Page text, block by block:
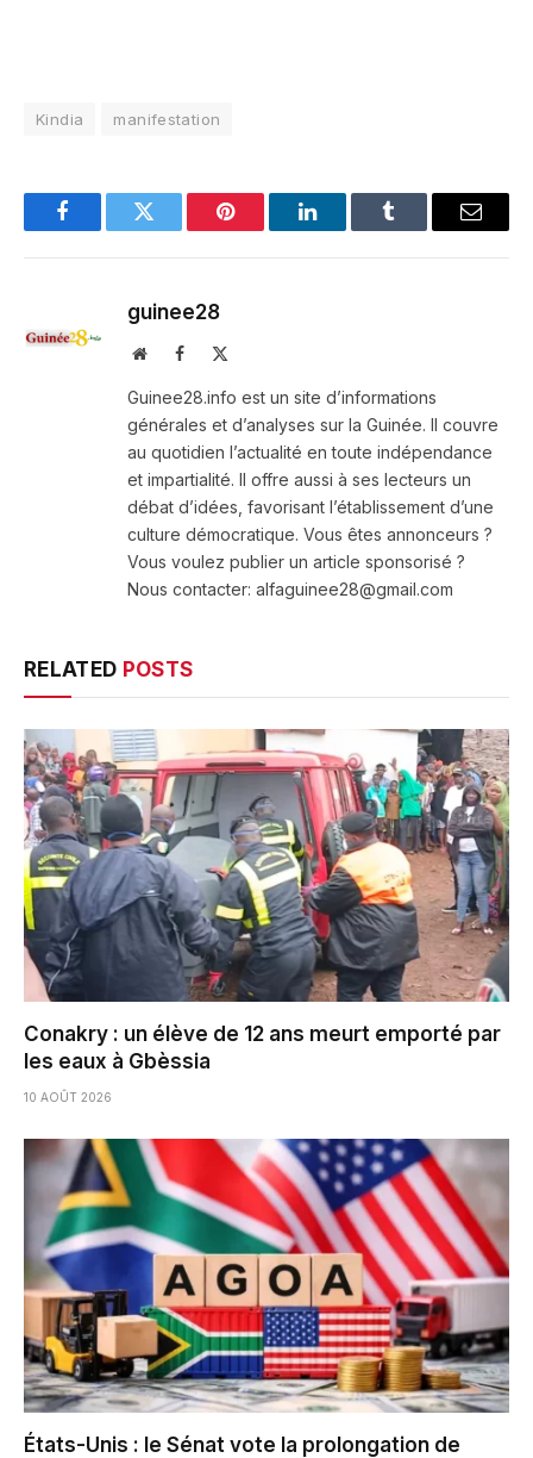
Kindia manifestation
FacebookTwitter Pinterest LinkedInTumblr Email
guinee28
WebsiteFacebook
Guinee28.info est un site d’informations
générales et d’analyses sur la Guinée. Il couvre
au quotidien l’actualité en toute indépendance
et impartialité. Il offre aussi à ses lecteurs un
débat d’idées, favorisant l’établissement d’une
culture démocratique. Vous êtes annonceurs ?
Vous voulez publier un article sponsorisé ?
Nous contacter: alfaguinee28@gmail.com
RELATED POSTS
Conakry : un élève de 12 ans meurt emporté par
les eaux à Gbèssia
10 AOÛT 2026
États-Unis : le Sénat vote la prolongation de